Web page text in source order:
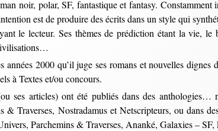
noir, polar, SF, fantastique et fantasy.
est de produire des écrits dans un style qui
le lecteur. Ses thèmes de prédiction étant la vie,
années 2000 qu’il juge ses romans et nouvelles
à Textes et/ou concours.
ses articles) ont été publiés dans des
& Traverses, Nostradamus et Netscripteurs, ou dans
Parchemins & Traverses, Ananké, Galaxies –